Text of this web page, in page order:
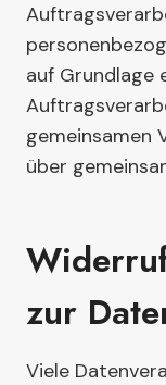
auf Grundlage
gemeinsamen
über
zur
Viele